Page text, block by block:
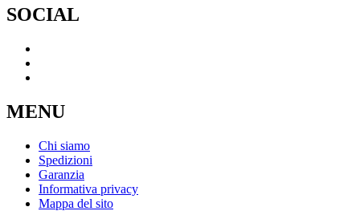
SOCIAL
MENU
Chi siamo
Spedizioni
Garanzia
Informativa privacy
Mappa del sito